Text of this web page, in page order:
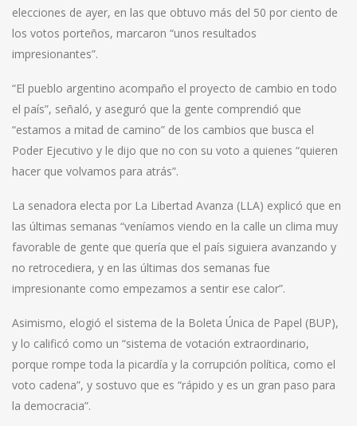
elecciones de ayer, en las que obtuvo más del 50 por ciento de
los votos porteños, marcaron “unos resultados
impresionantes”.
“El pueblo argentino acompaño el proyecto de cambio en todo
el país”, señaló, y aseguró que la gente comprendió que
“estamos a mitad de camino” de los cambios que busca el
Poder Ejecutivo y le dijo que no con su voto a quienes “quieren
hacer que volvamos para atrás”.
La senadora electa por La Libertad Avanza (LLA) explicó que en
las últimas semanas “veníamos viendo en la calle un clima muy
favorable de gente que quería que el país siguiera avanzando y
no retrocediera, y en las últimas dos semanas fue
impresionante como empezamos a sentir ese calor”.
Asimismo, elogió el sistema de la Boleta Única de Papel (BUP),
y lo calificó como un “sistema de votación extraordinario,
porque rompe toda la picardía y la corrupción política, como el
voto cadena”, y sostuvo que es “rápido y es un gran paso para
la democracia”.